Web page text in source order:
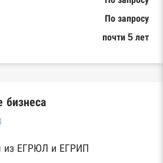
По запросу
почти 5 лет
бизнеса
из ЕГРЮЛ и ЕГРИП